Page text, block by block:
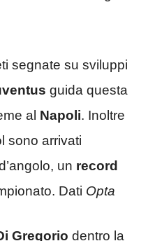
segnate su sviluppi
guida questa
al Napoli. Inoltre
sono arrivati
un record
Dati Opta
Gregorio dentro la